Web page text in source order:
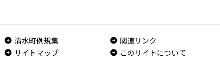
清水町例規集
関連リンク
サイトマップ
このサイトについて